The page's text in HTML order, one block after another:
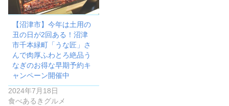
【沼津市】今年は土用の
丑の日が2回ある！沼津
市千本緑町「うな匠」さ
んで肉厚ふわとろ絶品う
なぎのお得な早期予約キ
ャンペーン開催中
2024年7月18日
食べあるきグルメ